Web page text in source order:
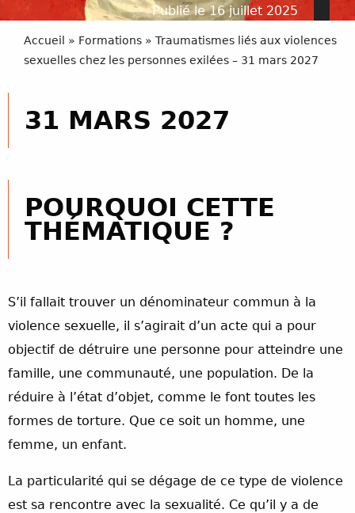
Publié le 16 juillet 2025
Accueil » Formations » Traumatismes liés aux violences
sexuelles chez les personnes exilées – 31 mars 2027
31 MARS 2027
POURQUOI CETTE
THÉMATIQUE ?
S’il fallait trouver un dénominateur commun à la
violence sexuelle, il s’agirait d’un acte qui a pour
objectif de détruire une personne pour atteindre une
famille, une communauté, une population. De la
réduire à l’état d’objet, comme le font toutes les
formes de torture. Que ce soit un homme, une
femme, un enfant.
La particularité qui se dégage de ce type de violence
est sa rencontre avec la sexualité. Ce qu’il y a de